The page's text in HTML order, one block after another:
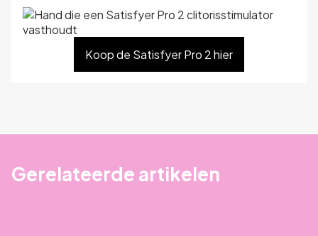
Koop de Satisfyer Pro 2 hier
Gerelateerde artikelen